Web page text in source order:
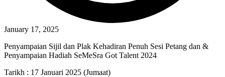
January 17, 2025
Penyampaian Sijil dan Plak Kehadiran Penuh Sesi Petang dan &
Penyampaian Hadiah SeMeSra Got Talent 2024
Tarikh : 17 Januari 2025 (Jumaat)